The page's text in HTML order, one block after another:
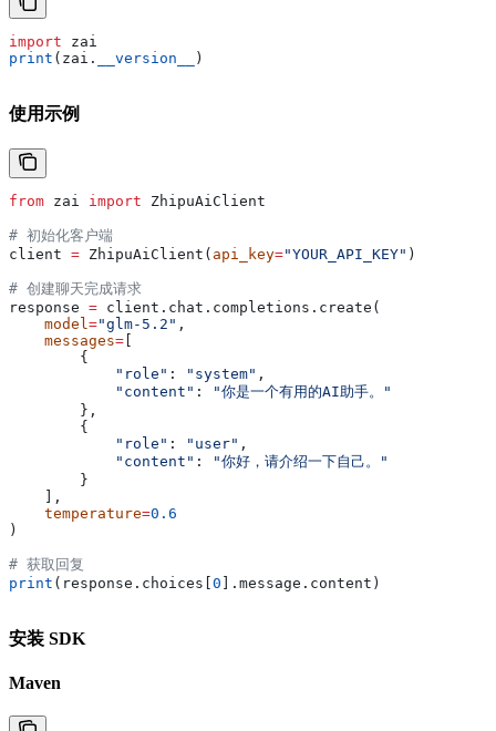
import zai
print (zai. __version__ )
使用示例
from zai import ZhipuAiClient
# 初始化客户端
client = ZhipuAiClient( api_key="YOUR_API_KEY" )
# 创建聊天完成请求
response = client.chat.completions.create(
    model
="glm-5.2" ,
    messages
=
        {
            "role"
: "system" ,
            "content"
:
"你是一个有用的AI助手。"
        },
        {
            "role"
: "user" ,
            "content"
:
"你好，请介绍一下自己。"
        }
    ],
    temperature
=0.6
)
# 获取回复
print (response.choices[ 0 ].message.content)
安装 SDK
Maven